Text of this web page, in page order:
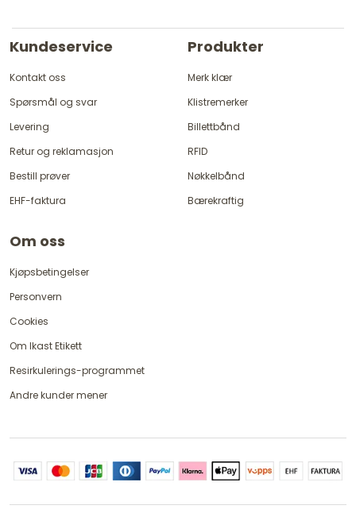
Kundeservice
Kontakt oss
Spørsmål og svar
Levering
Retur og reklamasjon
Bestill prøver
EHF-faktura
Produkter
Merk klær
Klistremerker
Billettbånd
RFID
Nøkkelbånd
Bærekraftig
Om oss
Kjøpsbetingelser
Personvern
Cookies
Om Ikast Etikett
Resirkulerings-programmet
Andre kunder mener